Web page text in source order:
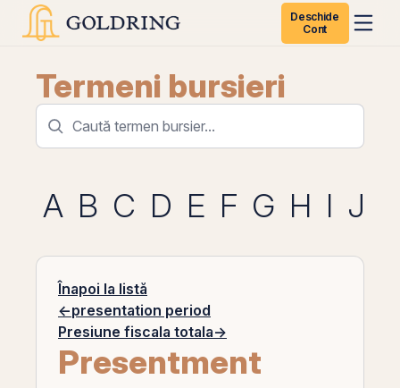
Deschide
Cont
Termeni bursieri
A B C D E F G H I J
Înapoi la listă
←presentation period
Presiune fiscala totala→
Presentment